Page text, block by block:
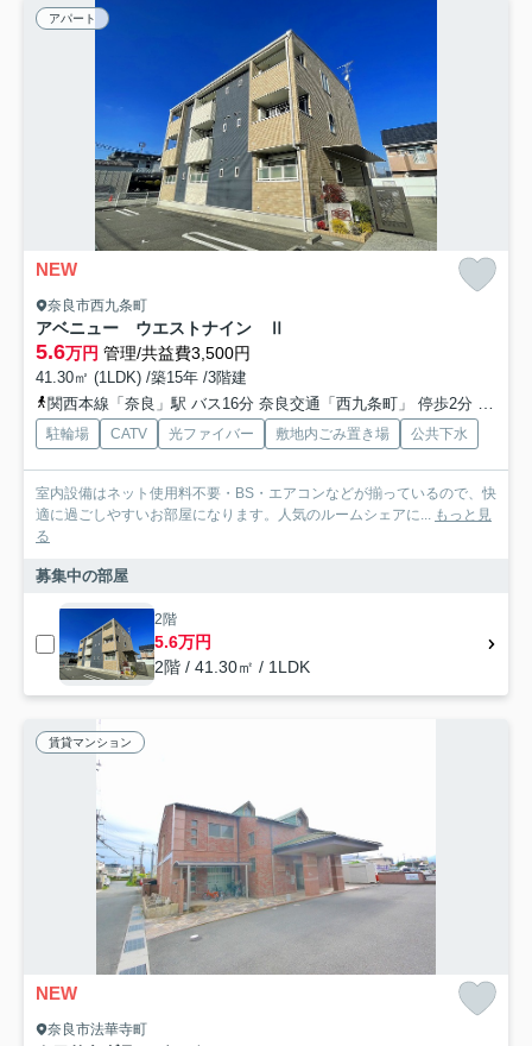
アパート
NEW
奈良市西九条町
アベニュー ウエストナイン Ⅱ
5.6万円 管理/共益費3,500円
41.30㎡ (1LDK) /築15年 /3階建
関西本線「奈良」駅 バス16分 奈良交通「西九条町」 停歩2分
近鉄
駐輪場 CATV 光ファイバー 敷地内ごみ置き場 公共下水
室内設備はネット使用料不要・BS・エアコンなどが揃っているので、快
適に過ごしやすいお部屋になります。人気のルームシェアに... もっと見
る
募集中の部屋
2階
5.6万円
2階 / 41.30㎡ / 1LDK
賃貸マンション
NEW
奈良市法華寺町